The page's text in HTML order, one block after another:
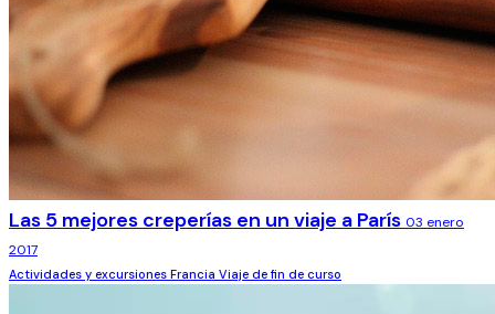
Las 5 mejores creperías en un viaje a París 03 enero
2017
Actividades y excursiones Francia Viaje de fin de curso